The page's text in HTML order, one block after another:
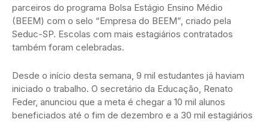
parceiros do programa Bolsa Estágio Ensino Médio
(BEEM) com o selo “Empresa do BEEM”, criado pela
Seduc-SP. Escolas com mais estagiários contratados
também foram celebradas.
Desde o início desta semana, 9 mil estudantes já haviam
iniciado o trabalho. O secretário da Educação, Renato
Feder, anunciou que a meta é chegar a 10 mil alunos
beneficiados até o fim de dezembro e a 30 mil estagiários